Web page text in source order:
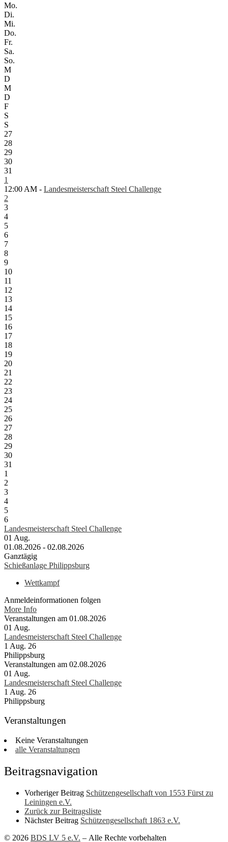
Mo.
Di.
Mi.
Do.
Fr.
Sa.
So.
M
D
M
D
F
S
S
27
28
29
30
31
1
12:00 AM - Landesmeisterschaft Steel Challenge
2
3
4
5
6
7
8
9
10
11
12
13
14
15
16
17
18
19
20
21
22
23
24
25
26
27
28
29
30
31
1
2
3
4
5
6
Landesmeisterschaft Steel Challenge
01 Aug.
01.08.2026 - 02.08.2026
Ganztägig
Schießanlage Philippsburg
Wettkampf
Anmeldeinformationen folgen
More Info
Veranstaltungen am 01.08.2026
01 Aug.
Landesmeisterschaft Steel Challenge
1 Aug. 26
Philippsburg
Veranstaltungen am 02.08.2026
01 Aug.
Landesmeisterschaft Steel Challenge
1 Aug. 26
Philippsburg
Veranstaltungen
Keine Veranstaltungen
alle Veranstaltungen
Beitragsnavigation
Vorheriger Beitrag Schützengesellschaft von 1553 Fürst zu
Leiningen e.V.
Zurück zur Beitragsliste
Nächster Beitrag Schützengesellschaft 1863 e.V.
© 2026 BDS LV 5 e.V. – Alle Rechte vorbehalten